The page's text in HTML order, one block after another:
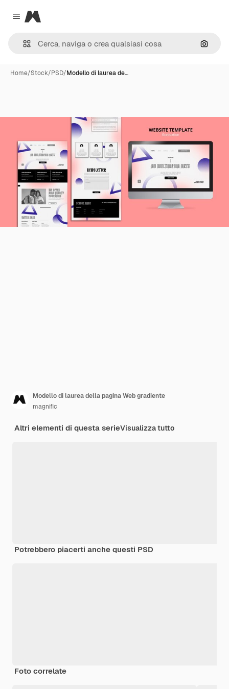
Close menu
Magnific
Cerca
Home/Stock/PSD/Modello di laurea de…
Modello di laurea della pagina Web gradiente
magnific
Altri elementi di questa serieVisualizza tutto
Potrebbero piacerti anche questi PSD
Foto correlate